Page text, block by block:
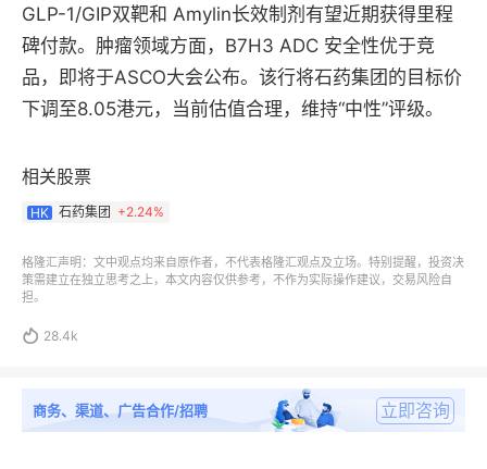
GLP-1/GIP双靶和 Amylin长效制剂有望近期获得里程
碑付款。肿瘤领域方面，B7H3 ADC 安全性优于竞
品，即将于ASCO大会公布。该行将石药集团的目标价
下调至8.05港元，当前估值合理，维持“中性”评级。
相关股票
HK 石药集团 +2.24%
格隆汇声明：文中观点均来自原作者，不代表格隆汇观点及立场。特别提醒，投资决
策需建立在独立思考之上，本文内容仅供参考，不作为实际操作建议，交易风险自
担。
 28.4k
商务、渠道、广告合作/招聘 立即咨询